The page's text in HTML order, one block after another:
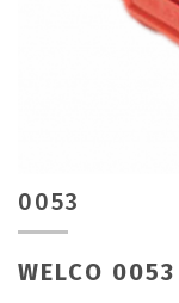
0053
WELCO 0053